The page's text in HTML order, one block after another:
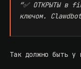
“✅ ОТКРЫТЫ в
ключом.
Так должно быть у